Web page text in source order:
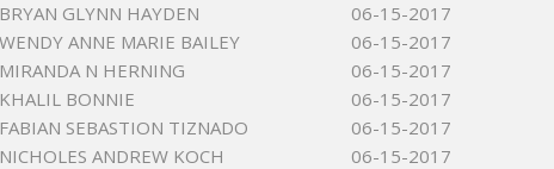
BRYAN GLYNN HAYDEN
06-15-2017
WENDY ANNE MARIE BAILEY
06-15-2017
MIRANDA N HERNING
06-15-2017
KHALIL BONNIE
06-15-2017
FABIAN SEBASTION TIZNADO
06-15-2017
NICHOLES ANDREW KOCH
06-15-2017